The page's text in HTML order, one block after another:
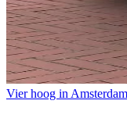
Vier hoog in